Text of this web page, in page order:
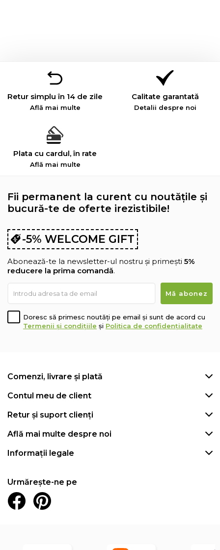
Retur simplu în 14 de zile
Află mai multe
Calitate garantată
Detalii despre noi
Plata cu cardul, în rate
Află mai multe
Fii permanent la curent cu noutățile și
bucură-te de oferte irezistibile!
-5% WELCOME GIFT
Abonează-te la newsletter-ul nostru și primești 5%
reducere la prima comandă.
Doresc să primesc noutăți pe email și sunt de acord cu
Termenii și condițiile și Politica de confidențialitate
Comenzi, livrare și plată
Contul meu de client
Retur și suport clienți
Află mai multe despre noi
Informații legale
Urmărește-ne pe